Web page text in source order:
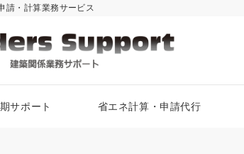
・計算業務サービス
サポート 省エネ計算・申請代行